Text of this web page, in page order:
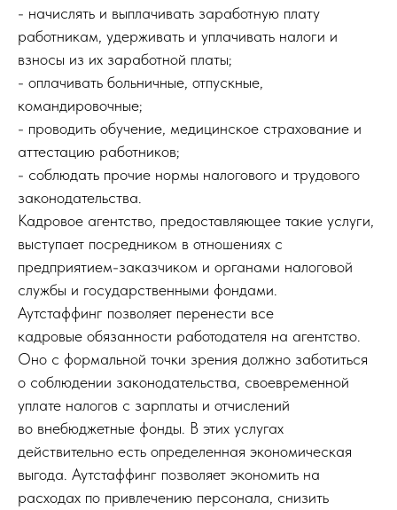
- начислять и выплачивать заработную плату
работникам, удерживать и уплачивать налоги и
взносы из их заработной платы;
- оплачивать больничные, отпускные,
командировочные;
- проводить обучение, медицинское страхование и
аттестацию работников;
- соблюдать прочие нормы налогового и трудового
законодательства.
Кадровое агентство, предоставляющее такие услуги,
выступает посредником в отношениях с
предприятием-заказчиком и органами налоговой
службы и государственными фондами.
Аутстаффинг позволяет перенести все
кадровые обязанности работодателя на агентство.
Оно с формальной точки зрения должно заботиться
о соблюдении законодательства, своевременной
уплате налогов с зарплаты и отчислений
во внебюджетные фонды. В этих услугах
действительно есть определенная экономическая
выгода. Аутстаффинг позволяет экономить на
расходах по привлечению персонала, снизить